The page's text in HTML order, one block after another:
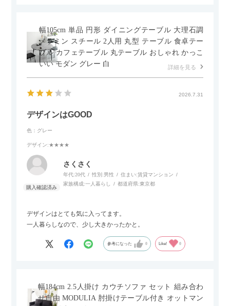
幅105cm 単品 円形 ダイニングテーブル 大理石調
メラミン スチール 2人用 丸型 テーブル 食卓テー
ブル カフェテーブル 丸テーブル おしゃれ かっこ
いい モダン グレー 白
詳細を見る
2026.7.31
デザインはGOOD
色：グレー
デザイン:★★★★
さくさく
年代:20代 性別:男性 住まい:賃貸マンション
家族構成:一人暮らし 都道府県:東京都
デザインはとても気に入ってます。
一人暮らしなので、少し大きかったかと。
参考になった 0 Like! 0
幅184cm 2.5人掛け カウチソファ セット 組み合わ
せ自由 MODULIA 肘掛けテーブル付き オットマン